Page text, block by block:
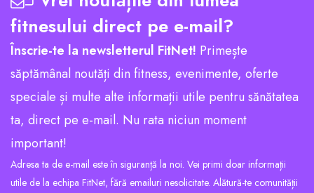
fitnesului direct pe e-mail?
Înscrie-te la newsletterul FitNet! Primește
săptămânal noutăți din fitness, evenimente, oferte
speciale și multe alte informații utile pentru sănătatea
ta, direct pe e-mail. Nu rata niciun moment
important!
Adresa ta de e-mail este în siguranță la noi. Vei primi doar informații
utile de la echipa FitNet, fără emailuri nesolicitate. Alătură-te comunității